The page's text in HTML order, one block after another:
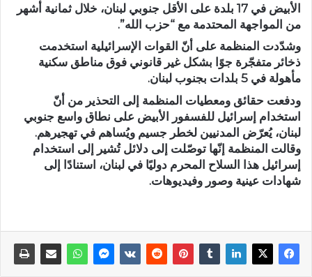
الأبيض في 17 بلدة على الأقل جنوبي لبنان، خلال ثمانية أشهر
من المواجهة المحتدمة مع “حزب الله”.
وشدّدت المنظمة على أنّ القوات الإسرائيلية استخدمت
ذخائر متفجّرة جوًا بشكل غير قانوني فوق مناطق سكنية
مأهولة في 5 بلدات بجنوب لبنان.
ودفعت حقائق ومعطيات المنظمة إلى التحذير من أنّ
استخدام إسرائيل للفسفور الأبيض على نطاق واسع جنوبي
لبنان، يُعرّض المدنيين لخطر جسيم ويُساهم في تهجيرهم.
وقالت المنظمة إنّها توصّلت إلى دلائل تُشير إلى استخدام
إسرائيل هذا السلاح المحرم دوليًا في لبنان، استنادًا إلى
شهادات عينية وصور وفيديوهات.